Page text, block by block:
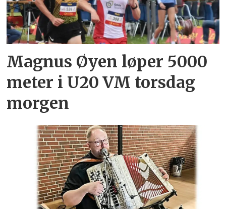
Magnus Øyen løper 5000
meter i U20 VM torsdag
morgen